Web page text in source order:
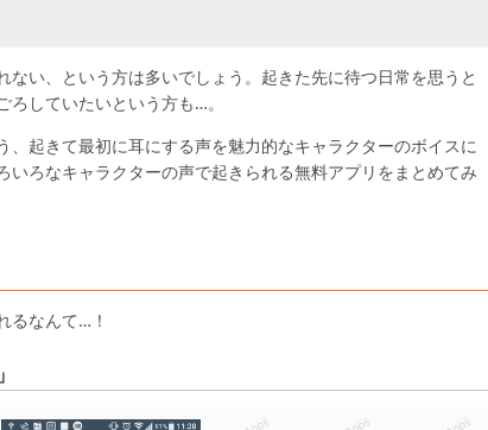
い、という方は多いでしょう。起きた先に待つ日常を思うと
していたいという方も…。
、起きて最初に耳にする声を魅力的なキャラクターのボイスに
いろなキャラクターの声で起きられる無料アプリをまとめてみ
るなんて…！